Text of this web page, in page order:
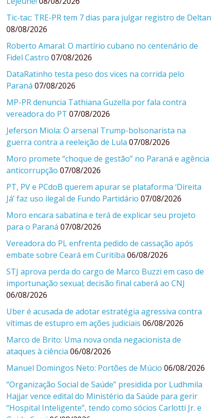
Tic-tac: TRE-PR tem 7 dias para julgar registro de Deltan
08/08/2026
Roberto Amaral: O martírio cubano no centenário de
Fidel Castro 07/08/2026
DataRatinho testa peso dos vices na corrida pelo
Paraná 07/08/2026
MP-PR denuncia Tathiana Guzella por fala contra
vereadora do PT 07/08/2026
Jeferson Miola: O arsenal Trump-bolsonarista na
guerra contra a reeleição de Lula 07/08/2026
Moro promete “choque de gestão” no Paraná e agência
anticorrupção 07/08/2026
PT, PV e PCdoB querem apurar se plataforma ‘Direita
Já’ faz uso ilegal de Fundo Partidário 07/08/2026
Moro encara sabatina e terá de explicar seu projeto
para o Paraná 07/08/2026
Vereadora do PL enfrenta pedido de cassação após
embate sobre Ceará em Curitiba 06/08/2026
STJ aprova perda do cargo de Marco Buzzi em caso de
importunação sexual; decisão final caberá ao CNJ
06/08/2026
Uber é acusada de adotar estratégia agressiva contra
vítimas de estupro em ações judiciais 06/08/2026
Marco de Brito: Uma nova onda negacionista de
ataques à ciência 06/08/2026
Manuel Domingos Neto: Portões de Múcio 06/08/2026
“Organização Social de Saúde” presidida por Ludhmila
Hajjar vence edital do Ministério da Saúde para gerir
“Hospital Inteligente”, tendo como sócios Carlotti Jr. e